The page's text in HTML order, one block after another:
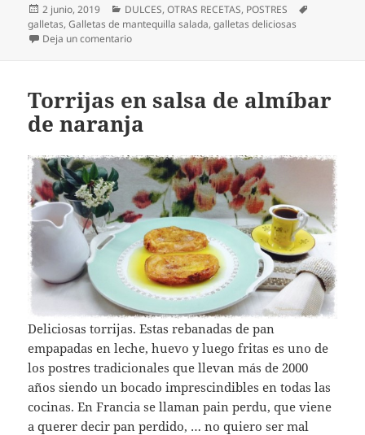
Publicado
el
2 junio, 2019 Categorías
DULCES,OTRAS RECETAS, POSTRES
galletas,Galletas de mantequilla salada,galletas deliciosas
Deja un comentarioen GALLETAS DE MANTEQUILLA SALADA
Torrijas en salsa de almíbar
de naranja
Deliciosas torrijas. Estas rebanadas de pan
empapadas en leche, huevo y luego fritas es uno de
los postres tradicionales que llevan más de 2000
años siendo un bocado imprescindibles en todas las
cocinas. En Francia se llaman pain perdu, que viene
a querer decir pan perdido, … no quiero ser mal